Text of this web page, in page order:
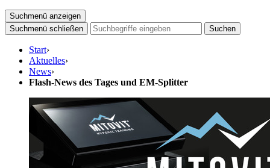
Suchmenü anzeigen
Suchmenü schließen
Suchen
Start›
Aktuelles›
News›
Flash-News des Tages und EM-Splitter